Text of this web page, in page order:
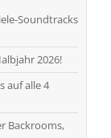
Soundtracks
2026!
auf alle 4
Backrooms,